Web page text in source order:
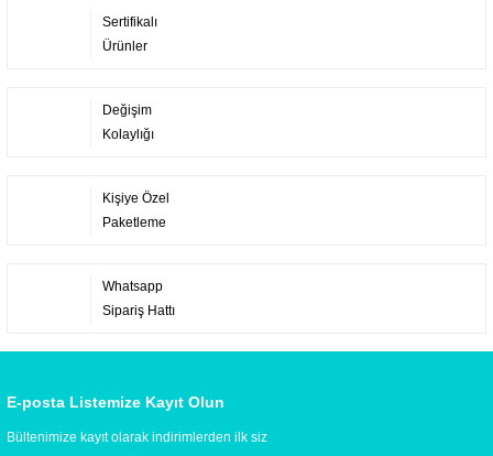
Sertifikalı
Ürünler
Değişim
Kolaylığı
Kişiye Özel
Paketleme
Whatsapp
Sipariş Hattı
E-posta Listemize Kayıt Olun
Bültenimize kayıt olarak indirimlerden ilk siz